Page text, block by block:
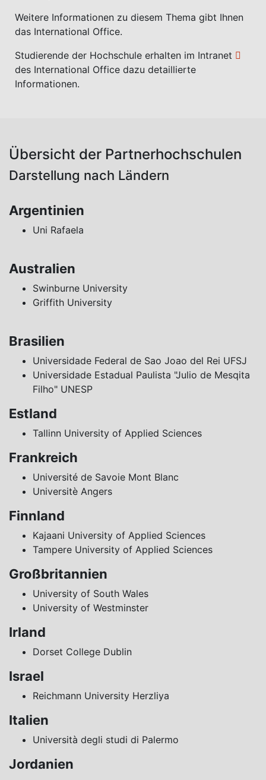
Weitere Informationen zu diesem Thema gibt Ihnen
das International Office.
Studierende der Hochschule erhalten im Intranet
des International Office dazu detaillierte
Informationen.
Übersicht der Partnerhochschulen
Darstellung nach Ländern
Argentinien
Uni Rafaela
Australien
Swinburne University
Griffith University
Brasilien
Universidade Federal de Sao Joao del Rei UFSJ
Universidade Estadual Paulista "Julio de Mesqita
Filho" UNESP
Estland
Tallinn University of Applied Sciences
Frankreich
Université de Savoie Mont Blanc
Universitè Angers
Finnland
Kajaani University of Applied Sciences
Tampere University of Applied Sciences
Großbritannien
University of South Wales
University of Westminster
Irland
Dorset College Dublin
Israel
Reichmann University Herzliya
Italien
Università degli studi di Palermo
Jordanien